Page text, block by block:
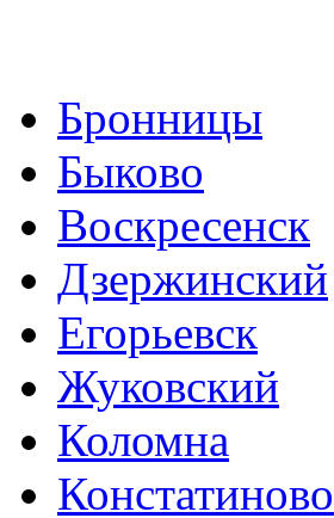
Бронницы
Быково
Воскресенск
Дзержинский
Егорьевск
Жуковский
Коломна
Констатиново